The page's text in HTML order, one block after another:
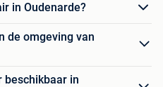
in Oudenarde?
de omgeving van
beschikbaar in